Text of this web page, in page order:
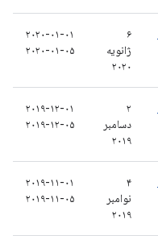
۶
ژانویه
۲۰۲۰
۲۰۲۰-۰۱-۰۱
۲۰۲۰-۰۱-۰۵
۲
دسامبر
۲۰۱۹
۲۰۱۹-۱۲-۰۱
۲۰۱۹-۱۲-۰۵
۴
نوامبر
۲۰۱۹
۲۰۱۹-۱۱-۰۱
۲۰۱۹-۱۱-۰۵